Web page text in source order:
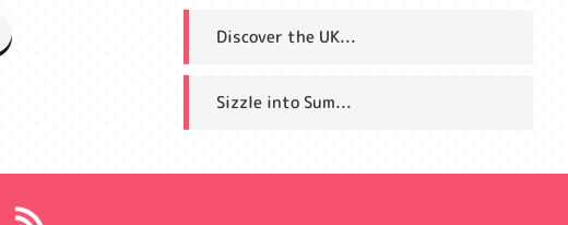
Discover the UK...
Sizzle into Sum...